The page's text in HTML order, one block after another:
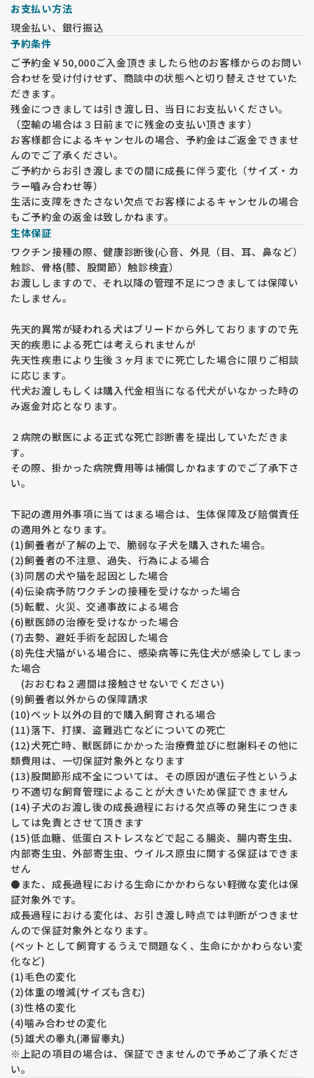
他のお客様から先に購入予約が入った場合には見学の予約をキ
ャンセルさせて頂きます。
お支払い方法
現金払い、銀行振込
予約条件
ご予約金￥50,000ご入金頂きましたら他のお客様からのお問い
合わせを受け付けせず、商談中の状態へと切り替えさせていた
だきます。
残金につきましては引き渡し日、当日にお支払いください。
（空輸の場合は３日前までに残金の支払い頂きます）
お客様都合によるキャンセルの場合、予約金はご返金できませ
んのでご了承ください。
ご予約からお引き渡しまでの間に成長に伴う変化（サイズ・カ
ラー嚙み合わせ等）
生活に支障をきたさない欠点でお客様によるキャンセルの場合
もご予約金の返金は致しかねます。
生体保証
ワクチン接種の際、健康診断後(心音、外見（目、耳、鼻など）
触診、骨格(膝、股関節）触診検査）
お渡ししますので、それ以降の管理不足につきましては保障い
たしません。
先天的異常が疑われる犬はブリードから外しておりますので先
天的疾患による死亡は考えられませんが
先天性疾患により生後３ヶ月までに死亡した場合に限りご相談
に応じます。
代犬お渡しもしくは購入代金相当になる代犬がいなかった時の
み返金対応となります。
２病院の獣医による正式な死亡診断書を提出していただきま
す。
その際、掛かった病院費用等は補償しかねますのでご了承下さ
い。
下記の適用外事項に当てはまる場合は、生体保障及び賠償責任
の適用外となります。
(1)飼養者が了解の上で、脆弱な子犬を購入された場合。
(2)飼養者の不注意、過失、行為による場合
(3)同居の犬や猫を起因とした場合
(4)伝染病予防ワクチンの接種を受けなかった場合
(5)転載、火災、交通事故による場合
(6)獣医師の治療を受けなかった場合
(7)去勢、避妊手術を起因した場合
(8)先住犬猫がいる場合に、感染病等に先住犬が感染してしまっ
た場合
(おおむね２週間は接触させないでください)
(9)飼養者以外からの保障請求
(10)ペット以外の目的で購入飼育される場合
(11)落下、打撲、盗難逃亡などについての死亡
(12)犬死亡時、獣医師にかかった治療費並びに慰謝料その他に
類費用は、一切保証対象外となります
(13)股関節形成不全については、その原因が遺伝子性というよ
り不適切な飼育管理によることが大きいため保証できません
(14)子犬のお渡し後の成長過程における欠点等の発生につきま
しては免責とさせて頂きます
(15)低血糖、低蛋白ストレスなどで起こる腸炎、腸内寄生虫、
内部寄生虫、外部寄生虫、ウイルス原虫に関する保証はできま
せん
⚫️また、成長過程における生命にかかわらない軽微な変化は保
証対象外です。
成長過程における変化は、お引き渡し時点では判断がつきませ
んので保証対象外となります。
(ペットとして飼育するうえで問題なく、生命にかかわらない変
化など)
(1)毛色の変化
(2)体重の増減(サイズも含む)
(3)性格の変化
(4)噛み合わせの変化
(5)雄犬の睾丸(滞留睾丸)
※上記の項目の場合は、保証できませんので予めご了承くださ
い。